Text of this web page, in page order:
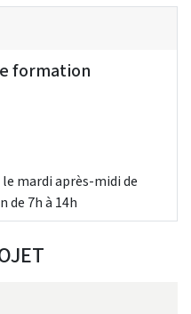
formation
mardi après-midi de
de 7h à 14h